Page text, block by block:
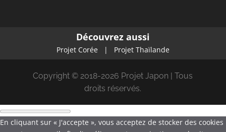
Découvrez aussi
Projet Corée| Projet Thaïlande
Copyright © 2018-2026 Projet Japon | Tous
droits réservés.
En cliquant sur « J'accepte », vous acceptez de stocker des cookies